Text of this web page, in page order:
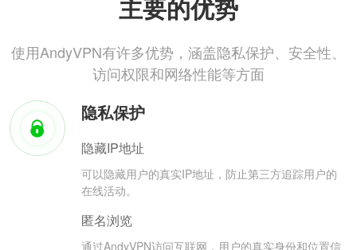
主要的优势
使用AndyVPN有许多优势，涵盖隐私保护、安全性、
访问权限和网络性能等方面
隐私保护
隐藏IP地址
可以隐藏用户的真实IP地址，防止第三方追踪用户的
在线活动。
匿名浏览
通过AndyVPN访问互联网，用户的真实身份和位置信